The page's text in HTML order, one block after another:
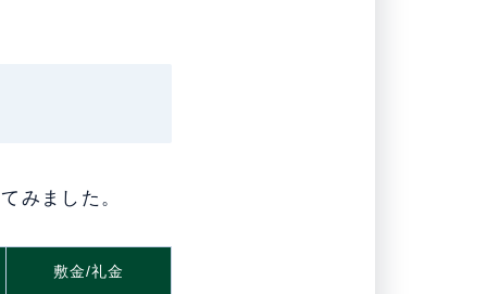
みました。
敷金/礼金